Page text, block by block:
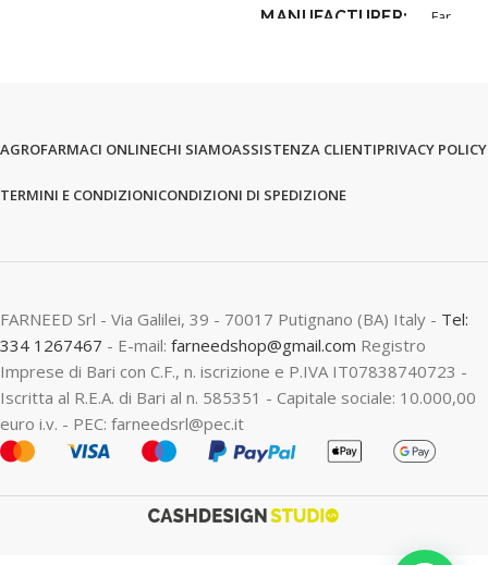
MANUFACTURER Far
AGROFARMACI ONLINECHI SIAMOASSISTENZA CLIENTIPRIVACY POLICY
TERMINI E CONDIZIONICONDIZIONI DI SPEDIZIONE
FARNEED Srl - Via Galilei, 39 - 70017 Putignano (BA) Italy - Tel:
334 1267467 - E-mail: farneedshop@gmail.com Registro
Imprese di Bari con C.F., n. iscrizione e P.IVA IT07838740723 -
Iscritta al R.E.A. di Bari al n. 585351 - Capitale sociale: 10.000,00
euro i.v. - PEC: farneedsrl@pec.it